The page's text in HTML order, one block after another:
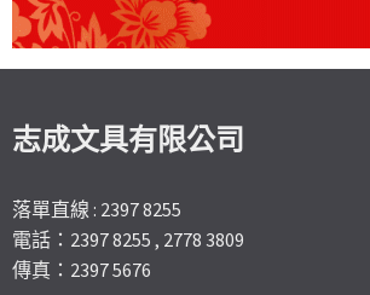
志成文具有限公司
落單直線 : 2397 8255
電話：2397 8255 , 2778 3809
傳真：2397 5676